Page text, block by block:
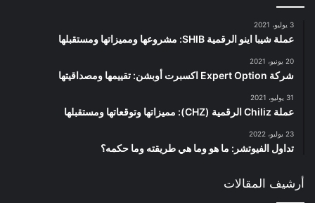
3 يوليو، 2021
عملة شيبا اينو الرقمية SHIB: مشروعها ومميزاتها ومستقبلها
20 يونيو، 2021
شركة Expert Option اكسبرت أوبشن: تقييمها ومصداقيتها
31 يوليو، 2021
عملة Chiliz الرقمية (CHZ): مميزاتها وتوقعاتها ومستقبلها
23 يوليو، 2022
تداول الفيوتشر: ما هو وما هي طريقته وما حكمه؟
أرشيف المقالات